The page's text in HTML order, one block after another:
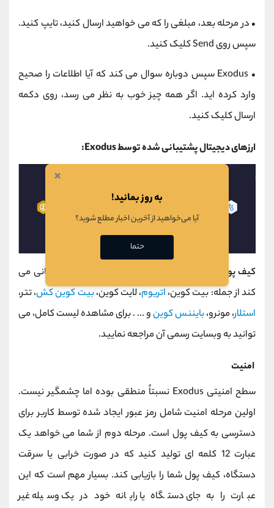
•در مرحله بعد، مبلغی را که می خواهید ارسال کنید، تایپ کنید.
سپس روی Send کلیک کنید.
•
Exodus سپس دوباره سوال می کند که آیا اطلاعات را صحیح
وارد کرده اید. اگر همه چیز خوب به نظر می رسد، روی دکمه
ارسال کلیک کنید.
ارزهای دیجیتال پشتیبانی شده توسط Exodus:
کیف پول اکسودوس
از بیش از 100 ارز دیجیتال پشتیبانی می
کند از جمله: بیت کوین، اتریوم، لایت کوین،بیت کوین کش، تتر،
استلار، مونرو،بایننس کوینو ... . برای مشاهده لیست کامل، می
توانید به وبسایت رسمی آن مراجعه نمایید.
امنیت
سطح امنیتی Exodus نسبتاً منطقی بوده اما چشمگیر نیست.
اولین مرحله امنیت شامل رمز عبور ایجاد شده توسط کاربر برای
دسترسی به کیف پول است. مرحله دوم از شما می خواهد یک
عبارت 12 کلمه ای تولید کنید که در صورت خرابی یا سرقت
دستگاه، کیف پول شما را بازیابی کند. بسیار مهم است که این
عبارت را به جای دستگاه یا رایانه خود در یک وسیله غیر
×
به روز بمانید!
آیا می‌خواهید از آخرین اخبار مطلع شوید؟
حتما